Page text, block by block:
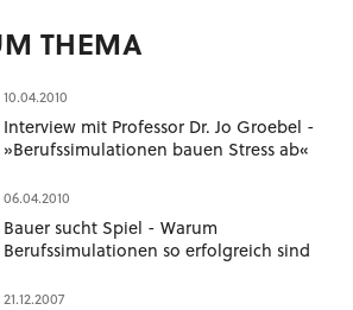
THEMA
10.04.2010
Interview mit Professor Dr. Jo Groebel -
»Berufssimulationen bauen Stress ab«
06.04.2010
Bauer sucht Spiel - Warum
Berufssimulationen so erfolgreich sind
21.12.2007